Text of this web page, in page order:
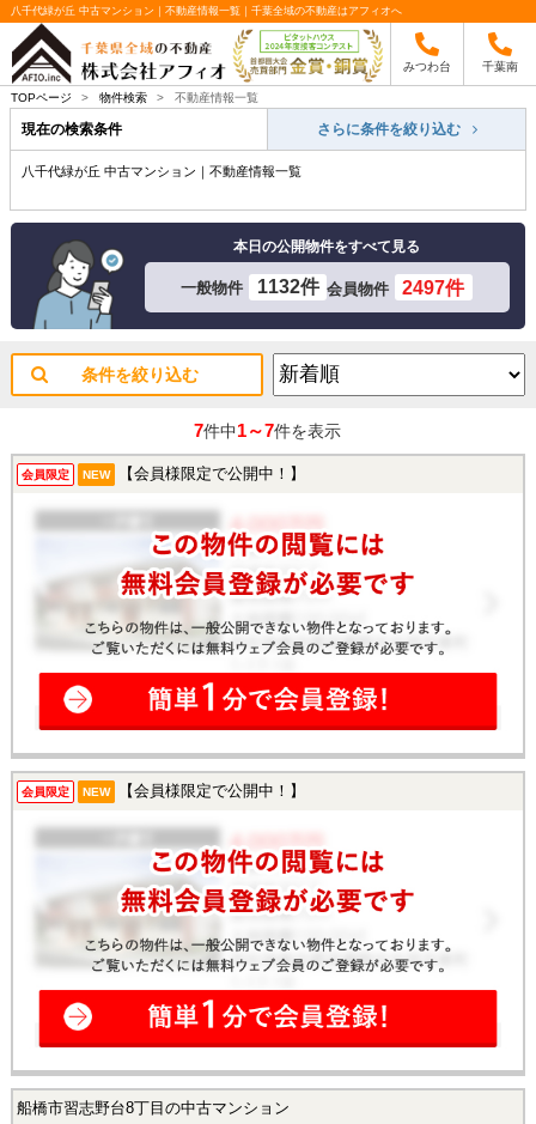
八千代緑が丘 中古マンション｜不動産情報一覧｜千葉全域の不動産はアフィオへ
みつわ台 千葉南
TOPページ > 物件検索 > 不動産情報一覧
現在の検索条件 さらに条件を絞り込む
八千代緑が丘 中古マンション｜不動産情報一覧
本日の公開物件をすべて見る
一般物件 1132件 会員物件 2497件
条件を絞り込む
7件中1～7件を表示
会員限定 NEW 【会員様限定で公開中！】
会員限定 NEW 【会員様限定で公開中！】
船橋市習志野台8丁目の中古マンション